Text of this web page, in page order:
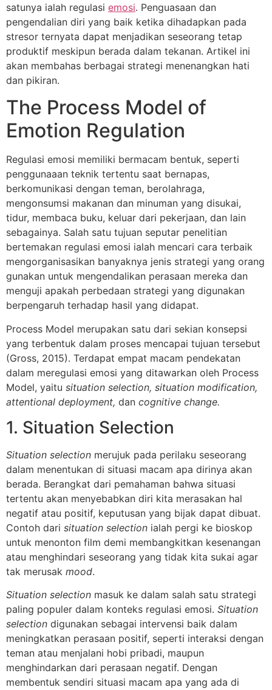
satunya ialah regulasi emosi. Penguasaan dan
pengendalian diri yang baik ketika dihadapkan pada
stresor ternyata dapat menjadikan seseorang tetap
produktif meskipun berada dalam tekanan. Artikel ini
akan membahas berbagai strategi menenangkan hati
dan pikiran.
The Process Model of
Emotion Regulation
Regulasi emosi memiliki bermacam bentuk, seperti
penggunaaan teknik tertentu saat bernapas,
berkomunikasi dengan teman, berolahraga,
mengonsumsi makanan dan minuman yang disukai,
tidur, membaca buku, keluar dari pekerjaan, dan lain
sebagainya. Salah satu tujuan seputar penelitian
bertemakan regulasi emosi ialah mencari cara terbaik
mengorganisasikan banyaknya jenis strategi yang orang
gunakan untuk mengendalikan perasaan mereka dan
menguji apakah perbedaan strategi yang digunakan
berpengaruh terhadap hasil yang didapat.
Process Model merupakan satu dari sekian konsepsi
yang terbentuk dalam proses mencapai tujuan tersebut
(Gross, 2015). Terdapat empat macam pendekatan
dalam meregulasi emosi yang ditawarkan oleh Process
Model, yaitu situation selection, situation modification,
attentional deployment, dan cognitive change.
1. Situation Selection
Situation selection merujuk pada perilaku seseorang
dalam menentukan di situasi macam apa dirinya akan
berada. Berangkat dari pemahaman bahwa situasi
tertentu akan menyebabkan diri kita merasakan hal
negatif atau positif, keputusan yang bijak dapat dibuat.
Contoh dari situation selection ialah pergi ke bioskop
untuk menonton film demi membangkitkan kesenangan
atau menghindari seseorang yang tidak kita sukai agar
tak merusak mood.
Situation selection masuk ke dalam salah satu strategi
paling populer dalam konteks regulasi emosi. Situation
selection digunakan sebagai intervensi baik dalam
meningkatkan perasaan positif, seperti interaksi dengan
teman atau menjalani hobi pribadi, maupun
menghindarkan dari perasaan negatif. Dengan
membentuk sendiri situasi macam apa yang ada di